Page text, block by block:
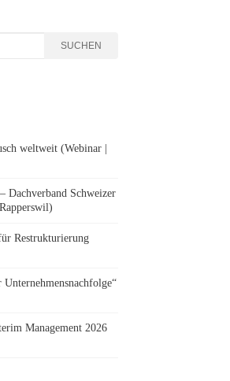
SUCHEN
weltweit (Webinar |
Dachverband Schweizer
Restrukturierung
Management 2026